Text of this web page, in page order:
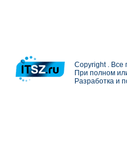
Copyright .
При полном
Разработка и